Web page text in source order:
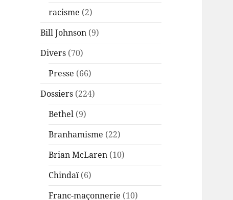
racisme (2)
Bill Johnson (9)
Divers (70)
Presse (66)
Dossiers (224)
Bethel (9)
Branhamisme (22)
Brian McLaren (10)
Chindaï (6)
Franc-maçonnerie (10)